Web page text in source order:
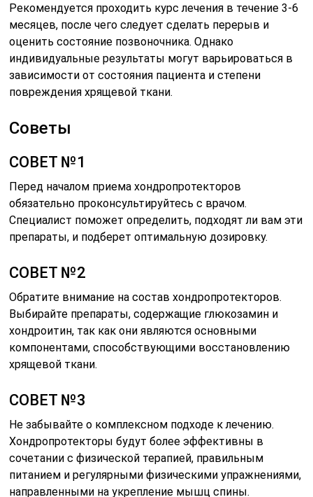
Рекомендуется проходить курс лечения в течение 3-6
месяцев, после чего следует сделать перерыв и
оценить состояние позвоночника. Однако
индивидуальные результаты могут варьироваться в
зависимости от состояния пациента и степени
повреждения хрящевой ткани.
Советы
СОВЕТ №1
Перед началом приема хондропротекторов
обязательно проконсультируйтесь с врачом.
Специалист поможет определить, подходят ли вам эти
препараты, и подберет оптимальную дозировку.
СОВЕТ №2
Обратите внимание на состав хондропротекторов.
Выбирайте препараты, содержащие глюкозамин и
хондроитин, так как они являются основными
компонентами, способствующими восстановлению
хрящевой ткани.
СОВЕТ №3
Не забывайте о комплексном подходе к лечению.
Хондропротекторы будут более эффективны в
сочетании с физической терапией, правильным
питанием и регулярными физическими упражнениями,
направленными на укрепление мышц спины.